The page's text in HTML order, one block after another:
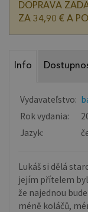
DOPRAVA
ZA 34,90 € A
Info
Vydavateľstvo:
Rok vydania:
Jazyk:
Lukáš si dělá
jejím přítelem
že najednou
méně koláčů,